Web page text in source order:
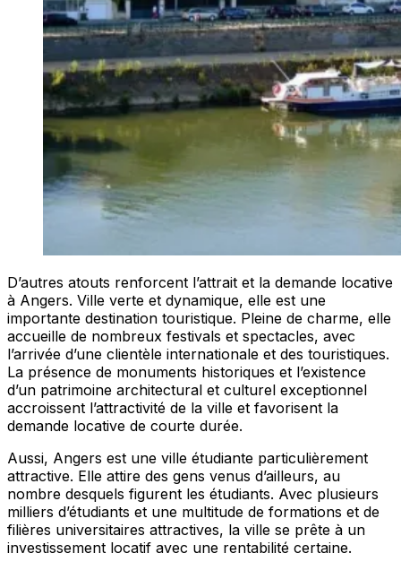
D’autres atouts renforcent l’attrait et la demande locative
à Angers. Ville verte et dynamique, elle est une
importante destination touristique. Pleine de charme, elle
accueille de nombreux festivals et spectacles, avec
l’arrivée d’une clientèle internationale et des touristiques.
La présence de monuments historiques et l’existence
d’un patrimoine architectural et culturel exceptionnel
accroissent l’attractivité de la ville et favorisent la
demande locative de courte durée.
Aussi, Angers est une ville étudiante particulièrement
attractive. Elle attire des gens venus d’ailleurs, au
nombre desquels figurent les étudiants. Avec plusieurs
milliers d’étudiants et une multitude de formations et de
filières universitaires attractives, la ville se prête à un
investissement locatif avec une rentabilité certaine.